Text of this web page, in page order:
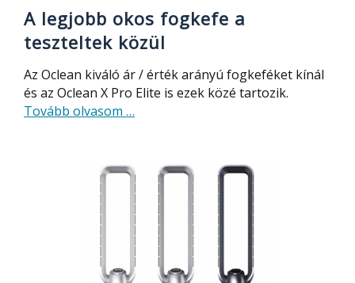
A legjobb okos fogkefe a
teszteltek közül
Az Oclean kiváló ár / érték arányú fogkeféket kínál
és az Oclean X Pro Elite is ezek közé tartozik.
Tovább olvasom about
okos
fogkefe
teszteltek
közül
…